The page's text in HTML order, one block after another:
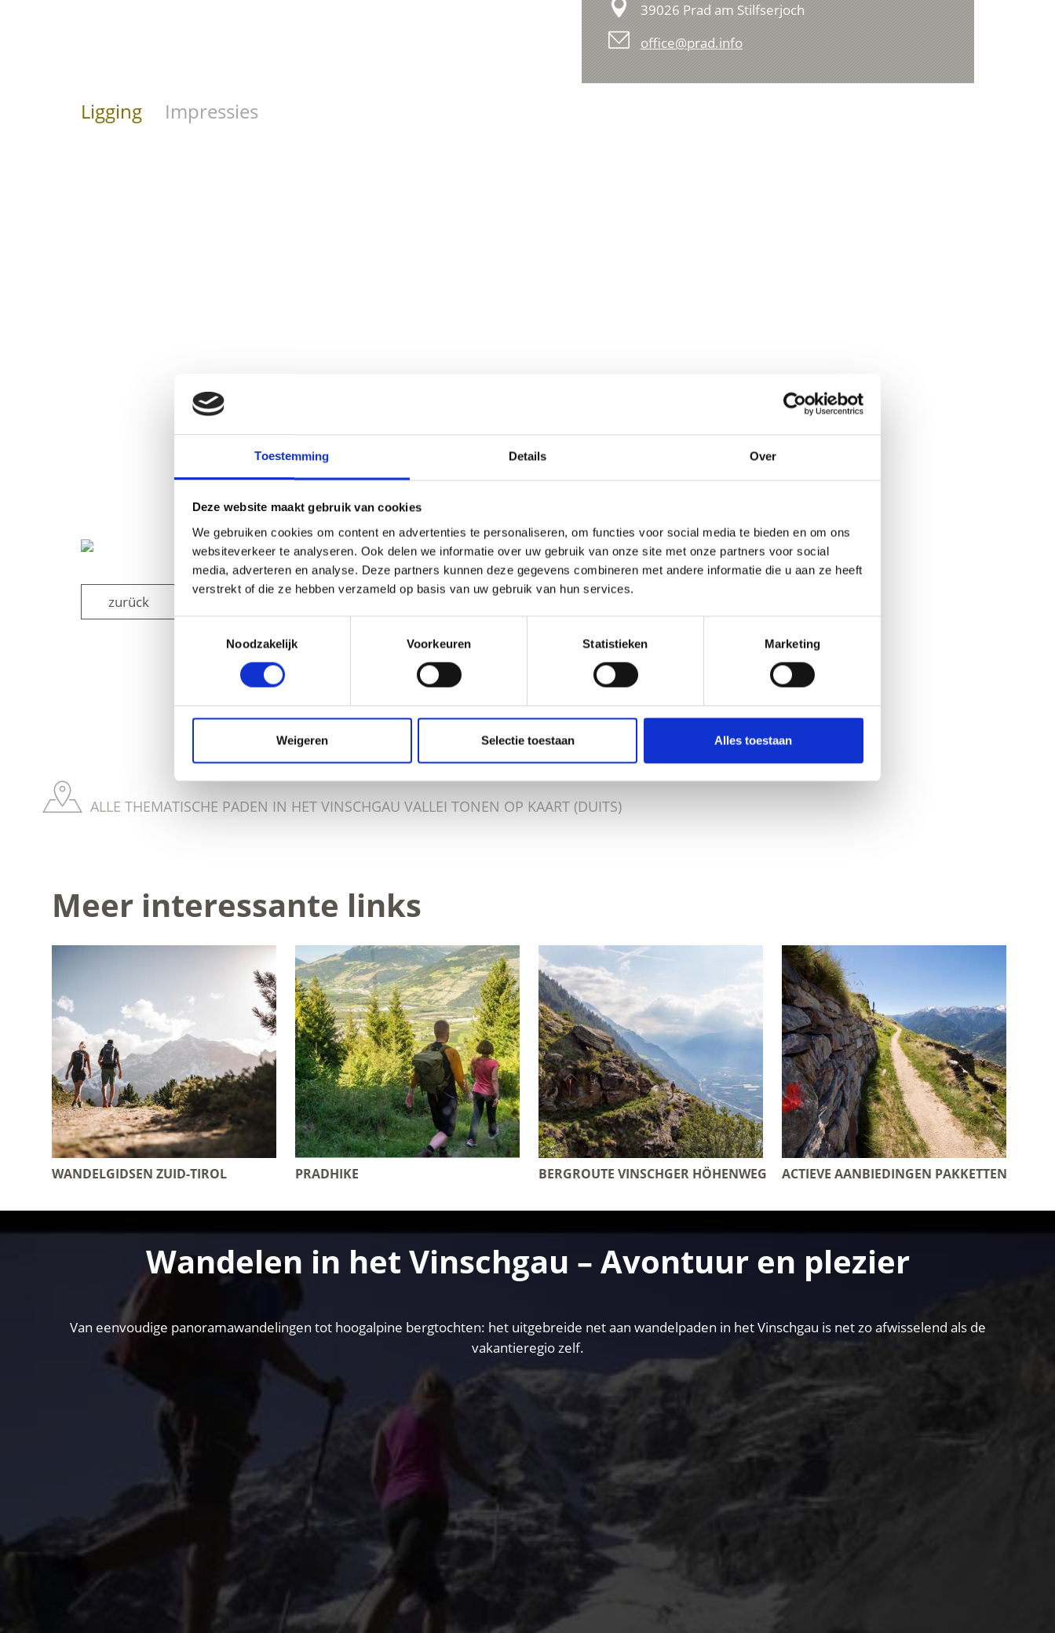
Toestemming Details Over
Deze website maakt gebruik van cookies
We gebruiken cookies om content en advertenties te personaliseren, om functies voor social media te bieden en om ons
websiteverkeer te analyseren. Ook delen we informatie over uw gebruik van onze site met onze partners voor social
media, adverteren en analyse. Deze partners kunnen deze gegevens combineren met andere informatie die u aan ze heeft
verstrekt of die ze hebben verzameld op basis van uw gebruik van hun services.
Noodzakelijk
Voorkeuren Statistieken Marketing
Weigeren Selectie toestaan Alles toestaan
39026 Prad am Stilfserjoch
office@prad.info
Ligging Impressies
zurück
WAS DE INHOUD NUTTIG VOOR U? No
ALLE THEMATISCHE PADEN IN HET VINSCHGAU VALLEI TONEN OP KAART (DUITS)
Meer interessante links
WANDELGIDSEN ZUID-TIROL PRADHIKE BERGROUTE VINSCHGER HÖHENWEG ACTIEVE AANBIEDINGEN PAKKETTEN
Wandelen in het Vinschgau – Avontuur en plezier
Van eenvoudige panoramawandelingen tot hoogalpine bergtochten: het uitgebreide net aan wandelpaden in het Vinschgau is net zo afwisselend als de
vakantieregio zelf.